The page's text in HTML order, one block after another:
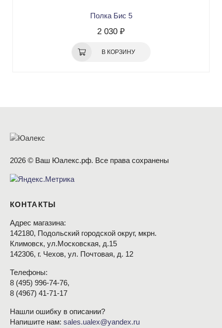
Полка Бис 5
2 030 ₽
В КОРЗИНУ
2026 © Ваш Юалекс.рф. Все права сохранены
КОНТАКТЫ
Адрес магазина:
142180, Подольский городской округ, мкрн.
Климовск, ул.Московская, д.15
142306, г. Чехов, ул. Почтовая, д. 12
Телефоны:
8 (495) 996-74-76,
8 (4967) 41-71-17
Нашли ошибку в описании?
Напишите нам: sales.ualex@yandex.ru